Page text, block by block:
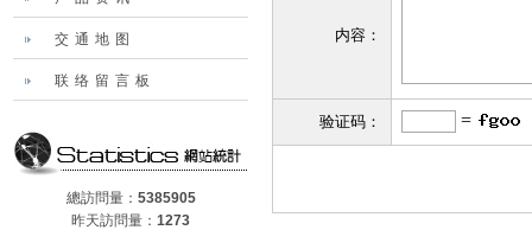
交通地图
联络留言板
總訪問量： 5385905
昨天訪問量： 1273
内容：
验证码： =